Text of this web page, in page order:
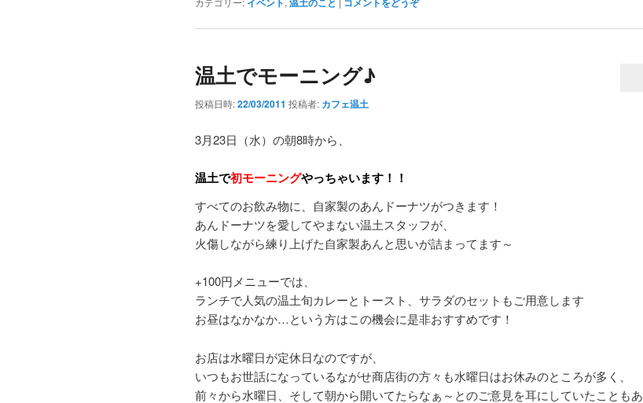
温土でモーニング♪
投稿日時:22/03/2011 投稿者: カフェ温土
3月23日（水）の朝8時から、
温土で初モーニングやっちゃいます！！
すべてのお飲み物に、自家製のあんドーナツがつきます！
あんドーナツを愛してやまない温土スタッフが、
火傷しながら練り上げた自家製あんと思いが詰まってます～
+100円メニューでは、
ランチで人気の温土旬カレーとトースト、サラダのセットもご用意します
お昼はなかなか…という方はこの機会に是非おすすめです！
お店は水曜日が定休日なのですが、
いつもお世話になっているながせ商店街の方々も水曜日はお休みのところが多く、
前々から水曜日、そして朝から開いてたらなぁ～とのご意見を耳にしていたこともあ